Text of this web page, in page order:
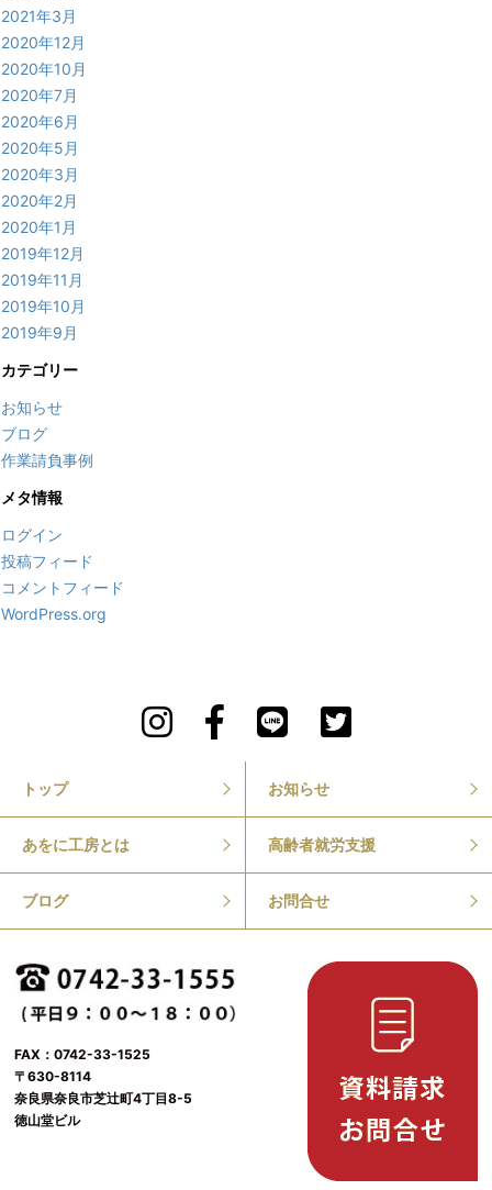
2021年3月
2020年12月
2020年10月
2020年7月
2020年6月
2020年5月
2020年3月
2020年2月
2020年1月
2019年12月
2019年11月
2019年10月
2019年9月
カテゴリー
お知らせ
ブログ
作業請負事例
メタ情報
ログイン
投稿フィード
コメントフィード
WordPress.org
トップ お知らせ
あをに工房とは 高齢者就労支援
ブログ お問合せ
FAX：0742-33-1525
〒630-8114
奈良県奈良市芝辻町4丁目8-5
徳山堂ビル